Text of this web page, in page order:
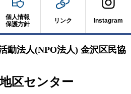
個人情報
保護方針
リンク Instagram
動法人(NPO法人) 金沢区民協
区センター